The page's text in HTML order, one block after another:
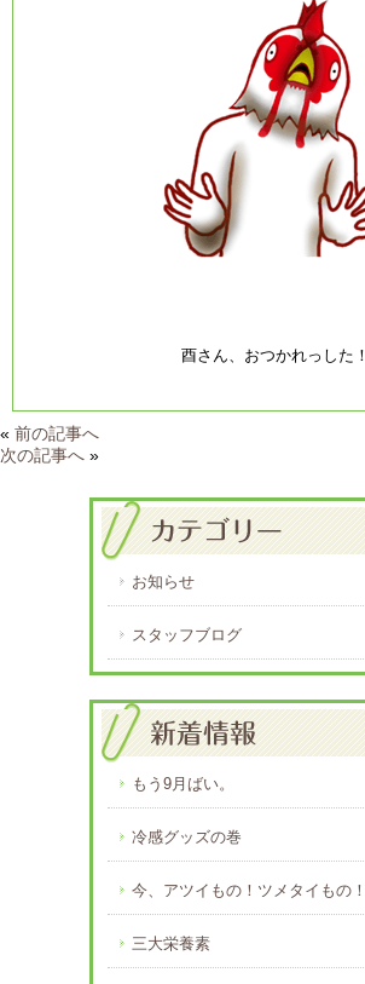
酉さん、おつかれっした！
« 前の記事へ
次の記事へ »
お知らせ
スタッフブログ
もう9月ばい。
冷感グッズの巻
今、アツイもの！ツメタイもの！
三大栄養素